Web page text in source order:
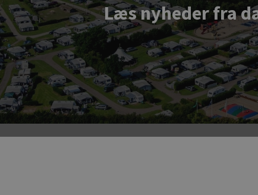
Læs nyheder fra